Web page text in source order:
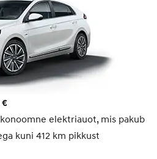
€
elektriauot, mis pakub
kuni 412 km pikkust